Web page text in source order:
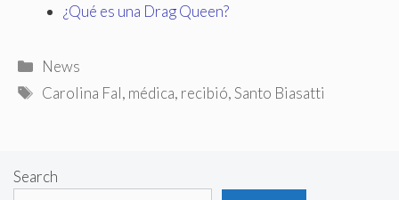
¿Qué es una Drag Queen?
Categories
News
Tags
Carolina Fal, médica, recibió,Santo Biasatti
Search